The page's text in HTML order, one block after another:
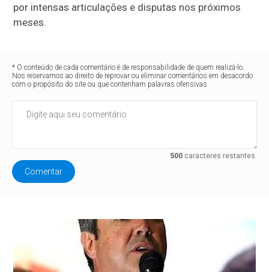
por intensas articulações e disputas nos próximos
meses.
* O conteúdo de cada comentário é de responsabilidade de quem realizá-lo.
Nos reservamos ao direito de reprovar ou eliminar comentários em desacordo
com o propósito do site ou que contenham palavras ofensivas.
500caracteres restantes.
Comentar